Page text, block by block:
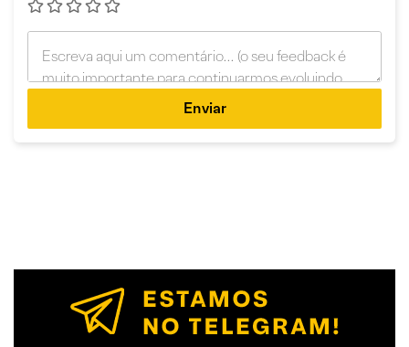
Enviar